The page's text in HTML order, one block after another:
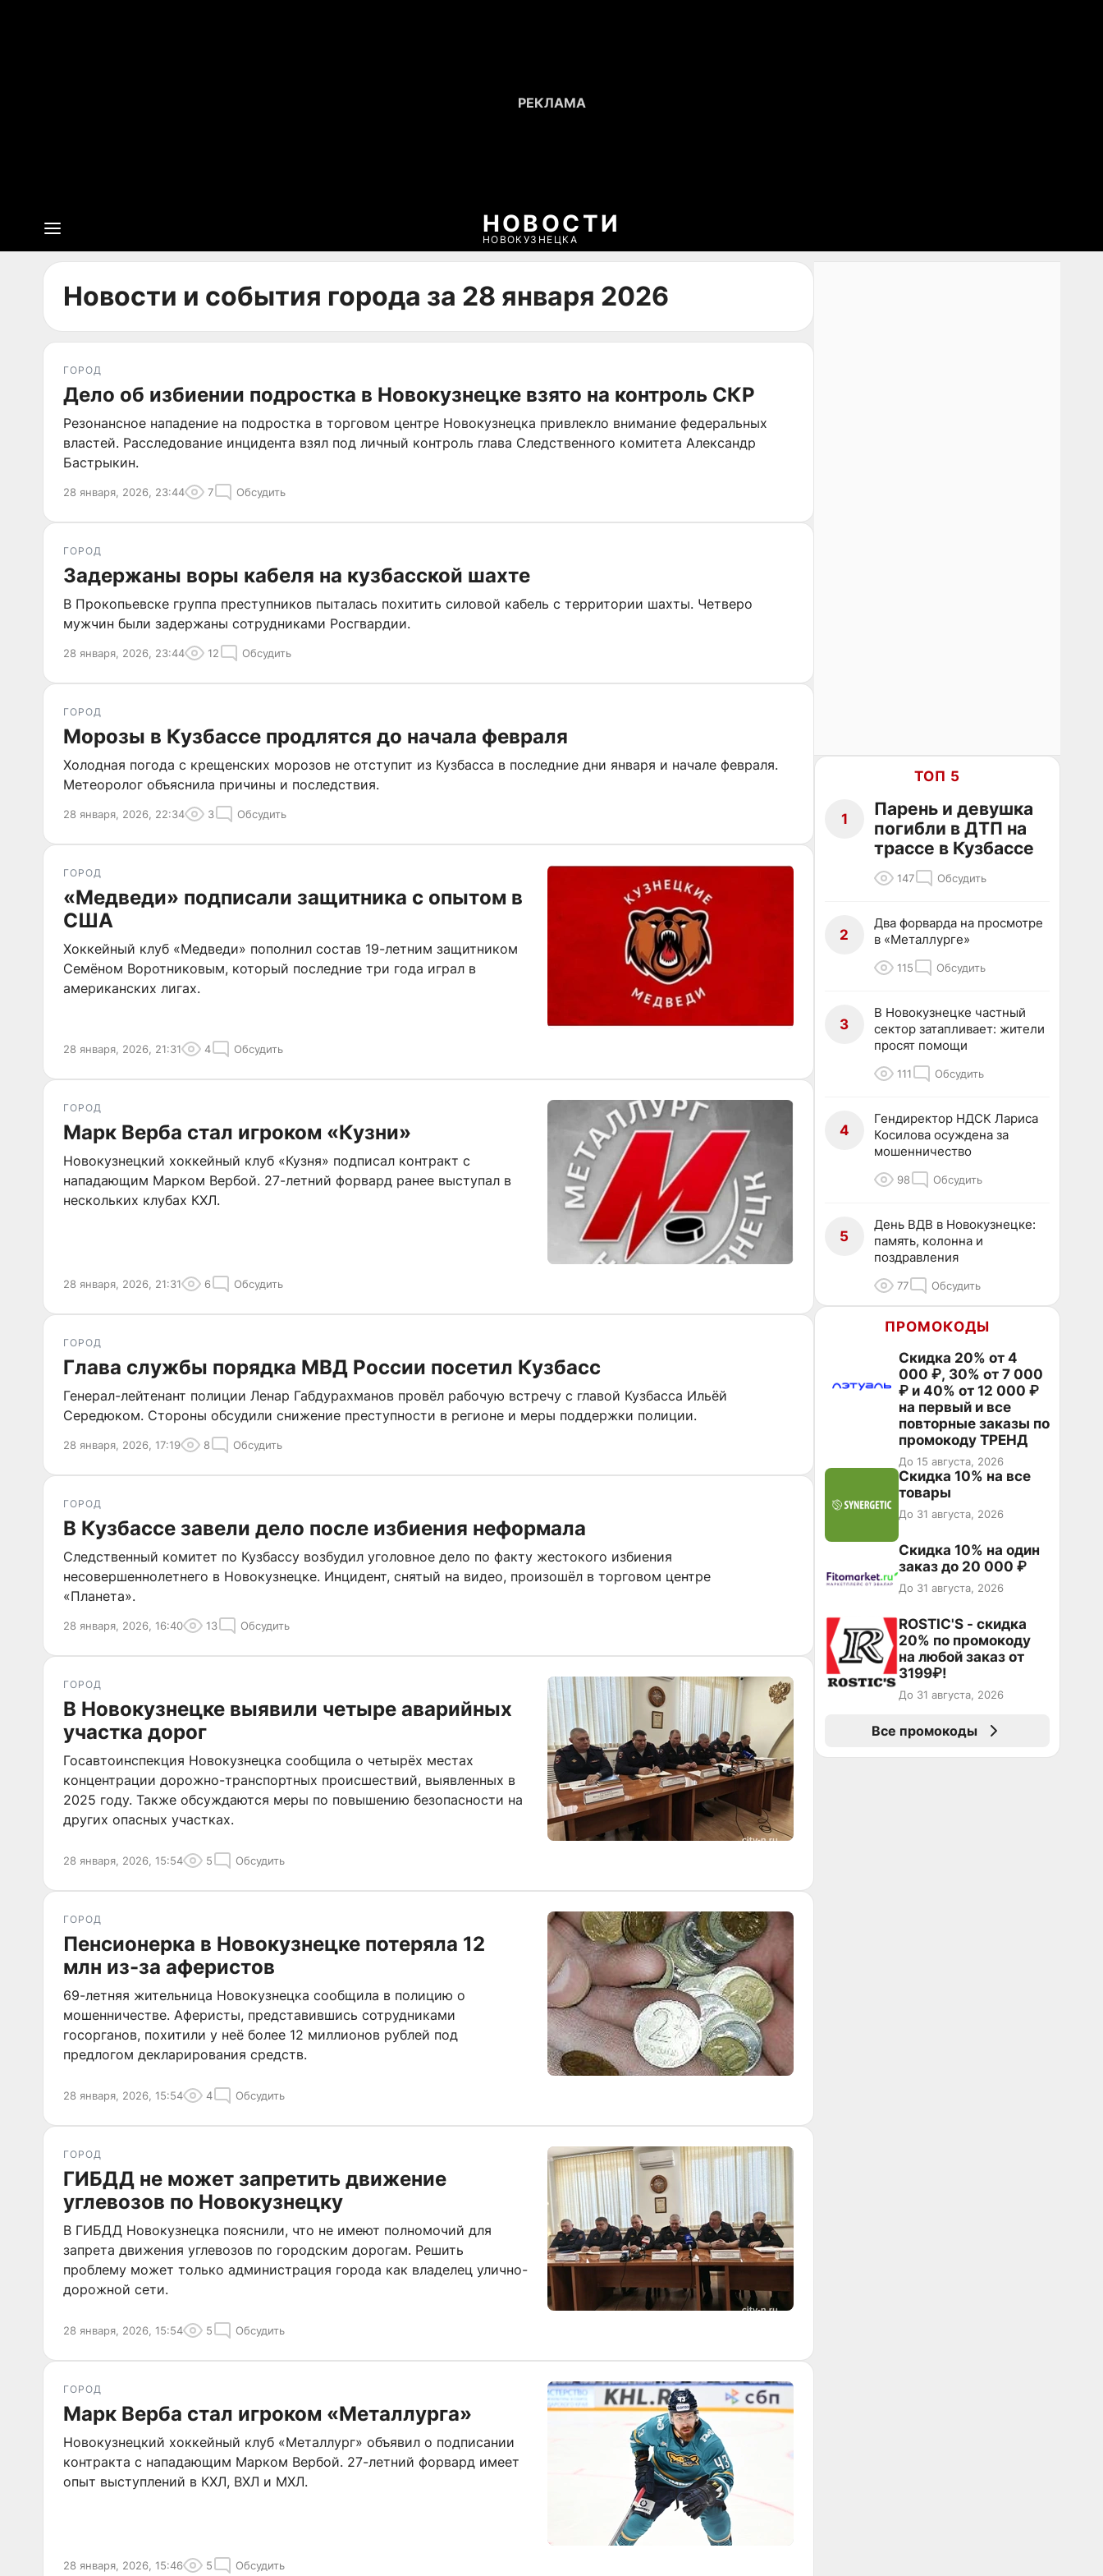
НОВОСТИ
НОВОКУЗНЕЦКА
Новости и события города за 28 января 2026
ГОРОД
Дело об избиении подростка в Новокузнецке взято на контроль СКР
Резонансное нападение на подростка в торговом центре Новокузнецка привлекло внимание федеральных
властей. Расследование инцидента взял под личный контроль глава Следственного комитета Александр
Бастрыкин.
28 января, 2026, 23:44 7 Обсудить
ГОРОД
Задержаны воры кабеля на кузбасской шахте
В Прокопьевске группа преступников пыталась похитить силовой кабель с территории шахты. Четверо
мужчин были задержаны сотрудниками Росгвардии.
28 января, 2026, 23:44 12 Обсудить
ГОРОД
Морозы в Кузбассе продлятся до начала февраля
Холодная погода с крещенских морозов не отступит из Кузбасса в последние дни января и начале февраля.
Метеоролог объяснила причины и последствия.
28 января, 2026, 22:34 3 Обсудить
ГОРОД
«Медведи» подписали защитника с опытом в
США
Хоккейный клуб «Медведи» пополнил состав 19-летним защитником
Семёном Воротниковым, который последние три года играл в
американских лигах.
28 января, 2026, 21:31 4 Обсудить
ГОРОД
Марк Верба стал игроком «Кузни»
Новокузнецкий хоккейный клуб «Кузня» подписал контракт с
нападающим Марком Вербой. 27-летний форвард ранее выступал в
нескольких клубах КХЛ.
28 января, 2026, 21:31 6 Обсудить
ГОРОД
Глава службы порядка МВД России посетил Кузбасс
Генерал-лейтенант полиции Ленар Габдурахманов провёл рабочую встречу с главой Кузбасса Ильёй
Середюком. Стороны обсудили снижение преступности в регионе и меры поддержки полиции.
28 января, 2026, 17:19 8 Обсудить
ГОРОД
В Кузбассе завели дело после избиения неформала
Следственный комитет по Кузбассу возбудил уголовное дело по факту жестокого избиения
несовершеннолетнего в Новокузнецке. Инцидент, снятый на видео, произошёл в торговом центре
«Планета».
28 января, 2026, 16:40 13 Обсудить
ГОРОД
В Новокузнецке выявили четыре аварийных
участка дорог
Госавтоинспекция Новокузнецка сообщила о четырёх местах
концентрации дорожно-транспортных происшествий, выявленных в
2025 году. Также обсуждаются меры по повышению безопасности на
других опасных участках.
28 января, 2026, 15:54 5 Обсудить
ГОРОД
Пенсионерка в Новокузнецке потеряла 12
млн из-за аферистов
69-летняя жительница Новокузнецка сообщила в полицию о
мошенничестве. Аферисты, представившись сотрудниками
госорганов, похитили у неё более 12 миллионов рублей под
предлогом декларирования средств.
28 января, 2026, 15:54 4 Обсудить
ГОРОД
ГИБДД не может запретить движение
углевозов по Новокузнецку
В ГИБДД Новокузнецка пояснили, что не имеют полномочий для
запрета движения углевозов по городским дорогам. Решить
проблему может только администрация города как владелец улично-
дорожной сети.
28 января, 2026, 15:54 5 Обсудить
ГОРОД
Марк Верба стал игроком «Металлурга»
Новокузнецкий хоккейный клуб «Металлург» объявил о подписании
контракта с нападающим Марком Вербой. 27-летний форвард имеет
опыт выступлений в КХЛ, ВХЛ и МХЛ.
28 января, 2026, 15:46 5 Обсудить
ТОП 5
1
Парень и девушка
погибли в ДТП на
трассе в Кузбассе
147 Обсудить
2
Два форварда на просмотре
в «Металлурге»
115 Обсудить
3
В Новокузнецке частный
сектор затапливает: жители
просят помощи
111 Обсудить
4
Гендиректор НДСК Лариса
Косилова осуждена за
мошенничество
98 Обсудить
5
День ВДВ в Новокузнецке:
память, колонна и
поздравления
77 Обсудить
ПРОМОКОДЫ
Скидка 20% от 4
000 ₽, 30% от 7 000
₽ и 40% от 12 000 ₽
на первый и все
повторные заказы по
промокоду ТРЕНД
До 15 августа, 2026
Скидка 10% на все
товары
До 31 августа, 2026
Скидка 10% на один
заказ до 20 000 ₽
До 31 августа, 2026
ROSTIC'S - скидка
20% по промокоду
на любой заказ от
3199₽!
До 31 августа, 2026
Все промокоды